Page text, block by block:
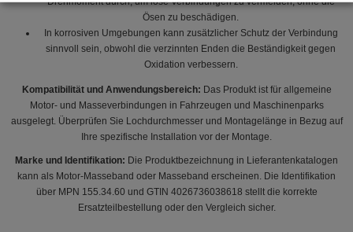
Ösen zu beschädigen.
In korrosiven Umgebungen kann zusätzlicher Schutz der Verbindung
sinnvoll sein, obwohl die verzinnten Enden die Beständigkeit gegen
Oxidation verbessern.
Kompatibilität und Anwendungsbereich: Das Produkt ist für allgemeine
Motor- und Masseverbindungen in Fahrzeugen und Maschinenparks
ausgelegt. Überprüfen Sie Lochdurchmesser und Montagelänge in Bezug auf
Ihre spezifische Installation vor der Montage.
Marke und Identifikation: Die Produktbezeichnung in Lieferantenkatalogen
kann als Motor-Masseband oder Masseband erscheinen. Die Identifikation
über MPN 155.34.60 und GTIN 4026736038618 stellt die korrekte
Ersatzteilbestellung oder den Vergleich sicher.